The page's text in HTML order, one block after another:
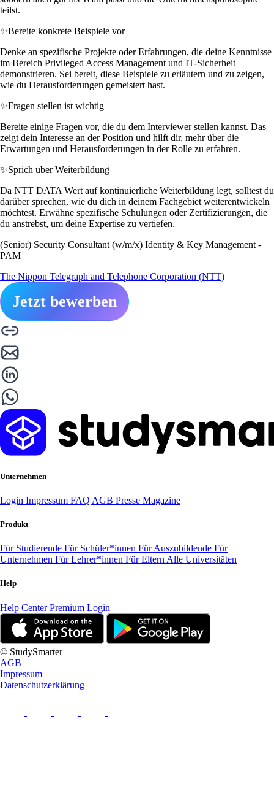
teilst.
✨Bereite konkrete Beispiele vor
Denke an spezifische Projekte oder Erfahrungen, die deine Kenntnisse
im Bereich Privileged Access Management und IT-Sicherheit
demonstrieren. Sei bereit, diese Beispiele zu erläutern und zu zeigen,
wie du Herausforderungen gemeistert hast.
✨Fragen stellen ist wichtig
Bereite einige Fragen vor, die du dem Interviewer stellen kannst. Das
zeigt dein Interesse an der Position und hilft dir, mehr über die
Erwartungen und Herausforderungen in der Rolle zu erfahren.
✨Sprich über Weiterbildung
Da NTT DATA Wert auf kontinuierliche Weiterbildung legt, solltest du
darüber sprechen, wie du dich in deinem Fachgebiet weiterentwickeln
möchtest. Erwähne spezifische Schulungen oder Zertifizierungen, die
du anstrebst, um deine Expertise zu vertiefen.
(Senior) Security Consultant (w/m/x) Identity & Key Management -
PAM
The Nippon Telegraph and Telephone Corporation (NTT)
Jetzt bewerben
Unternehmen
Login Impressum FAQ AGB Presse Magazine
Produkt
Für Studierende Für Schüler*innen Für Auszubildende Für
Unternehmen Für Lehrer*innen Für Eltern Alle Universitäten
Help
Help CenterPremium Login
© StudySmarter
AGB
Impressum
Datenschutzerklärung